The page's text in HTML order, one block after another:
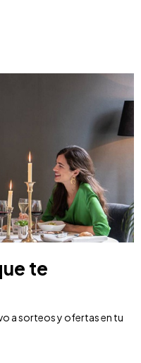
te
a sorteos y ofertas en tu